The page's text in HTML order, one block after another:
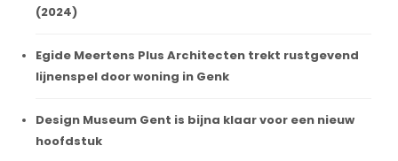
(2024)
Egide Meertens Plus Architecten trekt rustgevend
lijnenspel door woning in Genk
Design Museum Gent is bijna klaar voor een nieuw
hoofdstuk